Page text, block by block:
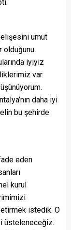
umut
olduğunu
iyiyiz
var.
daha iyi
bu şehirde
eden
kurul
istedik. O
üsteleneceğiz.